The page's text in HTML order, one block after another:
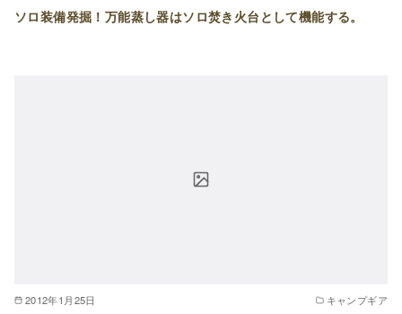
ソロ装備発掘！万能蒸し器はソロ焚き火台として機能する。
2012年1月25日 キャンプギア